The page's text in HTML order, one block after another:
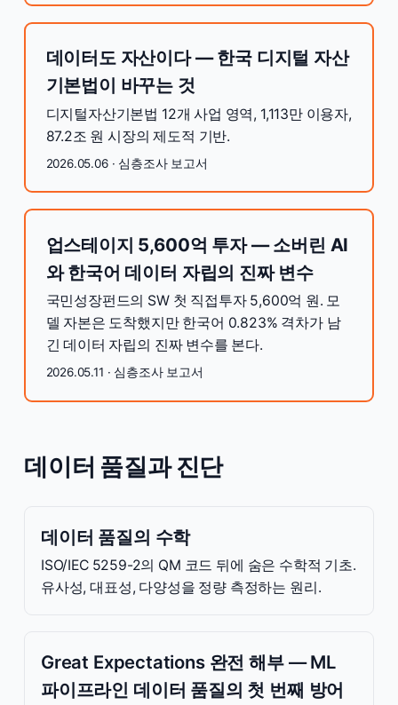
데이터도 자산이다 — 한국 디지털 자산
기본법이 바꾸는 것
디지털자산기본법 12개 사업 영역, 1,113만 이용자,
87.2조 원 시장의 제도적 기반.
2026.05.06 · 심층조사 보고서
업스테이지 5,600억 투자 — 소버린 AI
와 한국어 데이터 자립의 진짜 변수
국민성장펀드의 SW 첫 직접투자 5,600억 원. 모
델 자본은 도착했지만 한국어 0.823% 격차가 남
긴 데이터 자립의 진짜 변수를 본다.
2026.05.11 · 심층조사 보고서
데이터 품질과 진단
데이터 품질의 수학
ISO/IEC 5259-2의 QM 코드 뒤에 숨은 수학적 기초.
유사성, 대표성, 다양성을 정량 측정하는 원리.
Great Expectations 완전 해부 — ML
파이프라인 데이터 품질의 첫 번째 방어